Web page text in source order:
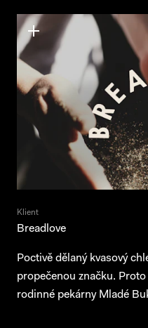
Klient
Breadlove
Poctivě dělaný kvasový
propečenou značku.
rodinné pekárny Mladé